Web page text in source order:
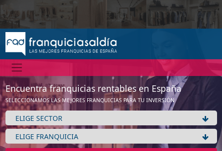
Encuentra franquicias rentables en España
SELECCIONAMOS LAS MEJORES FRANQUICIAS PARA TU INVERSIÓN